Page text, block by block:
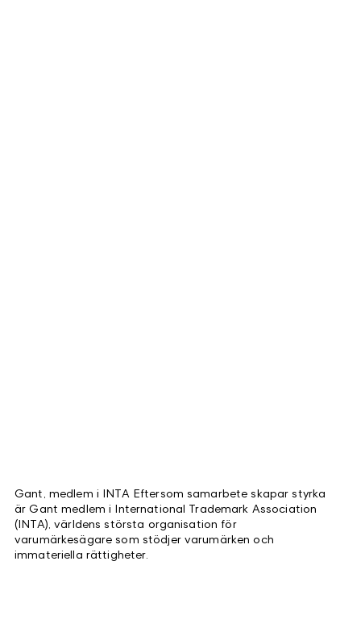
Gant, medlem i INTA Eftersom samarbete skapar styrka
är Gant medlem i International Trademark Association
(INTA), världens största organisation för
varumärkesägare som stödjer varumärken och
immateriella rättigheter.